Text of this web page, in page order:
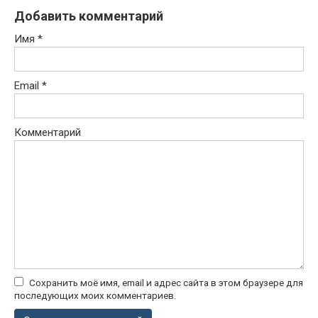
Добавить комментарий
Имя *
Email *
Комментарий
Сохранить моё имя, email и адрес сайта в этом браузере для
последующих моих комментариев.